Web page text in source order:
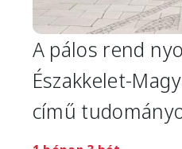
A pálos rend
Északkelet-
című